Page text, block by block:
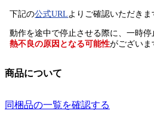
下記の公式URL よりご確認いただきま
動作を途中で停止させる際に、一時
熱不良の原因となる可能性がございま
商品について
同梱品の一覧を確認する